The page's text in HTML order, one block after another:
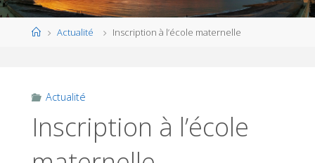
HomeActualité Inscription à l’école maternelle
Actualité
Inscription à l’école